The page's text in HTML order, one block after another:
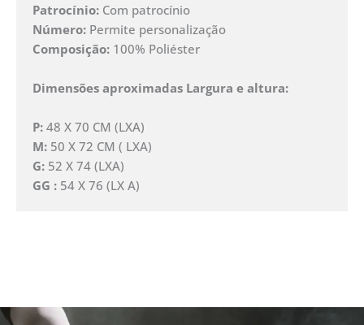
Patrocínio: Com patrocínio
Número: Permite personalização
Composição: 100% Poliéster
Dimensões aproximadas Largura e altura:
P: 48 X 70 CM (LXA)
M: 50 X 72 CM ( LXA)
G: 52 X 74 (LXA)
GG : 54 X 76 (LX A)